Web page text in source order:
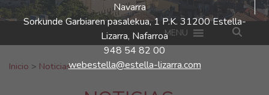
Navarra
Sorkunde Garbiaren pasalekua, 1 P.K. 31200 Estella-
Lizarra, Nafarroa
948 54 82 00
webestella@estella-lizarra.com
MENU
Buscar:
Inicio > Noticias